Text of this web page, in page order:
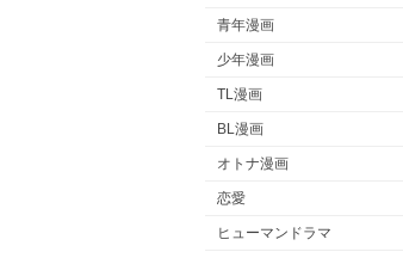
青年漫画
少年漫画
TL漫画
BL漫画
オトナ漫画
恋愛
ヒューマンドラマ